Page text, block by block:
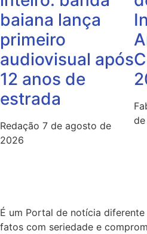
baiana lança
primeiro
audiovisual após
12 anos de
estrada
Redação 7 de agosto de
2026
É um Portal de notícia
fatos com seriedade e